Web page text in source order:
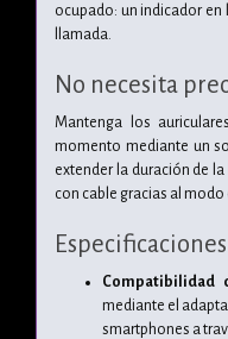
ocupado: un indicador en
llamada.
No necesita
Mantenga los
momento mediante un
extender la duración de
con cable gracias al modo
Especificaciones
Compatibilidad
mediante el
smartphones a